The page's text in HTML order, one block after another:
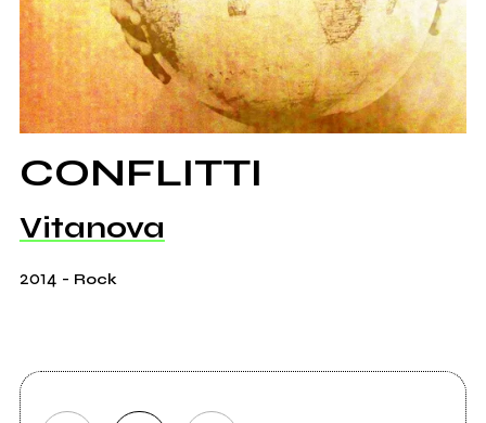
CONFLITTI
Vitanova
2014 - Rock